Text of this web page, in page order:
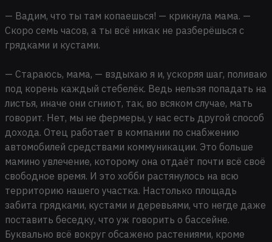
— Вадим, что ты там копаешься! — крикнула мама. —
Скоро семь часов, а ты всё никак не разберёшься с
грядками и кустами.
— Стараюсь, мама, — вздыхаю я и, ускоряя шаг, поливаю
под корень каждый стебелёк. Ведь нельзя попадать на
листья, иначе они сгниют, так, во всяком случае, мать
говорит. Нет, мы не фермеры, у нас есть другой способ
дохода. Отец работает в компании по снабжению
автомобилей средствами коммуникации. Это больше
мамино увлечение, которому она отдаёт почти всё своё
свободное время. И это хобби растянулось на всю
территорию нашего участка. Настолько площадь
забита грядками, кустами и деревьями, что негде даже
поставить беседку, что уж говорить о бассейне.
Буквально всё вокруг обсажено растениями, кроме